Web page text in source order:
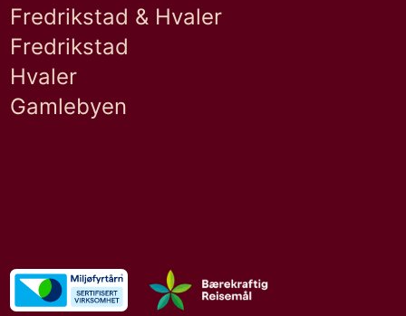
Fredrikstad & Hvaler
Fredrikstad
Hvaler
Gamlebyen